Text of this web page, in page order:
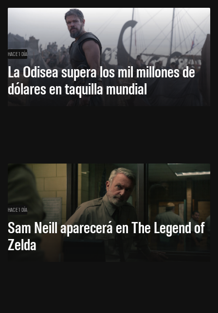
HACE 1 DÍA
La Odisea supera los mil millones de
dólares en taquilla mundial
HACE 1 DÍA
Sam Neill aparecerá en The Legend of
Zelda